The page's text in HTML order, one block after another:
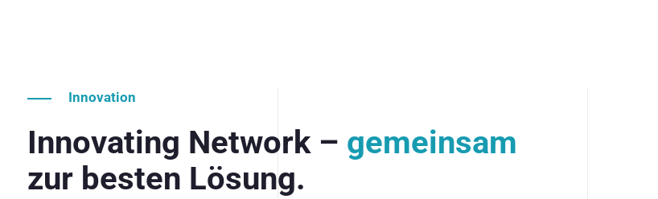
Innovation
Innovating Network – gemeinsam
zur besten Lösung.